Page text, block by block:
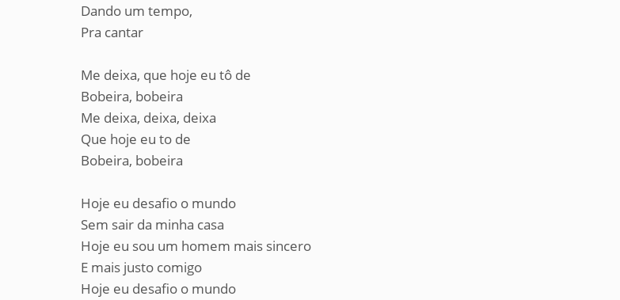
Dando um tempo,
Pra cantar
Me deixa, que hoje eu tô de
Bobeira, bobeira
Me deixa, deixa, deixa
Que hoje eu to de
Bobeira, bobeira
Hoje eu desafio o mundo
Sem sair da minha casa
Hoje eu sou um homem mais sincero
E mais justo comigo
Hoje eu desafio o mundo